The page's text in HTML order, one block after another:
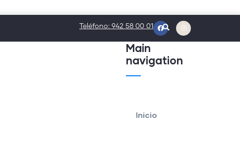
Teléfono: 942 58 00 01
Main
navigation
Inicio